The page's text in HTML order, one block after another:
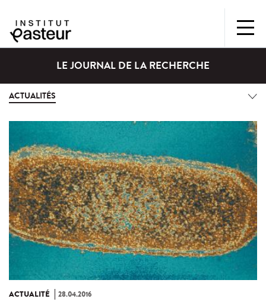
LE JOURNAL DE LA RECHERCHE
ACTUALITÉS
ACTUALITÉ 28.04.2016